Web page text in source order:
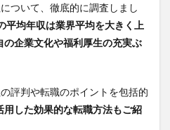
ついて、徹底的に調査しまし
平均年収は業界平均を大きく上
の企業文化や福利厚生の充実ぶ
評判や転職のポイントを包括的
用した効果的な転職方法もご紹